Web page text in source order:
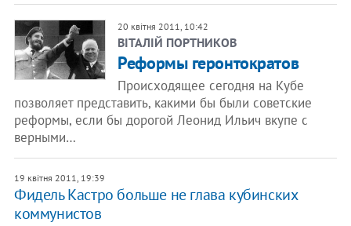
20 квітня 2011, 10:42
ВІТАЛІЙ ПОРТНИКОВ
Реформы геронтократов
Происходящее сегодня на Кубе
позволяет представить, какими бы были советские
реформы, если бы дорогой Леонид Ильич вкупе с
верными…
19 квітня 2011, 19:39
Фидель Кастро больше не глава кубинских
коммунистов